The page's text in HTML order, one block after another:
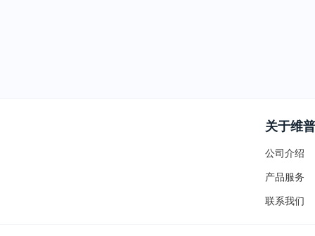
关于维普
公司介绍
产品服务
联系我们